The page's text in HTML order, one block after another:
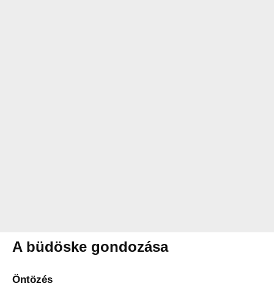
A büdöske gondozása
Öntözés